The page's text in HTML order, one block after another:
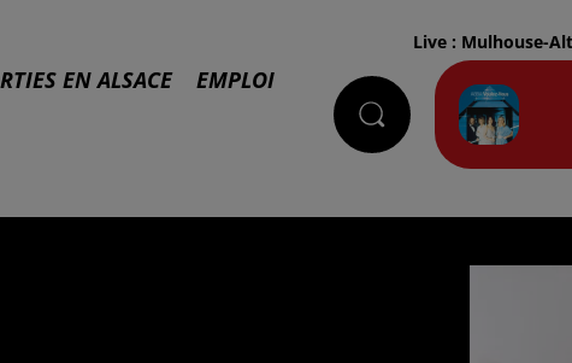
EN ALSACE EMPLOI
Live : Mulhouse-